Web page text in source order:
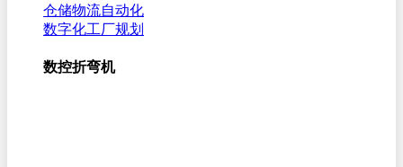
仓储物流自动化
数字化工厂规划
数控折弯机